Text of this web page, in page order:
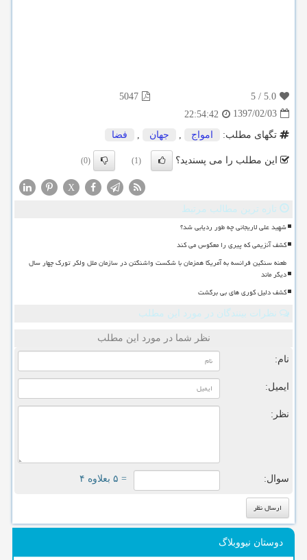
5.0
/
5
5047
1397/02/03
22:54:42
تگهای مطلب:
امواج جهان فضا
این مطلب را می پسندید؟ (1)
(0)
X
تازه ترین مطالب مرتبط
شهید علی لاریجانی چه طور ردیابی شد؟
کشف آنزیمی که پیری را معکوس می کند
طعنه سنگین فرانسه به آمریکا همزمان با شکست واشنگتن در سازمان ملل ولکر تورک چهار سال
دیگر ماند
کشف دلیل کوری های بی برگشت
نظرات بینندگان در مورد این مطلب
نظر شما در مورد این مطلب
نام:
ایمیل:
نظر:
سوال: = ۵ بعلاوه ۴
دوستان نیووبلاگ